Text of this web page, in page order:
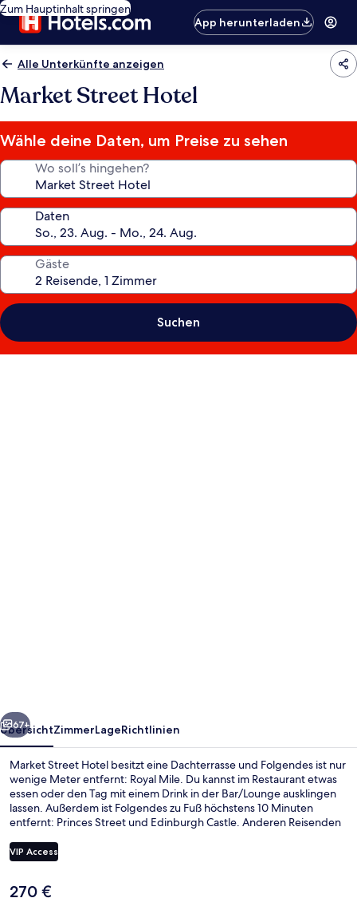
Zum Hauptinhalt springen
App herunterladen
Alle Unterkünfte anzeigen
Market Street Hotel
Wähle deine Daten, um Preise zu sehen
Wo soll’s hingehen?
Daten
Gäste
Suchen
Weiter
67+
ÜbersichtZimmerLageRichtlinien
Market Street Hotel besitzt eine Dachterrasse und Folgendes ist nur
wenige Meter entfernt: Royal Mile. Du kannst im Restaurant etwas
essen oder den Tag mit einem Drink in der Bar/Lounge ausklingen
lassen. Außerdem ist Folgendes zu Fuß höchstens 10 Minuten
entfernt: Princes Street und Edinburgh Castle. Anderen Reisenden
gut. Die Unterkunft ist nur einen kurzen Fußmarsch von den
öffentlichen Verkehrsmitteln entfernt: Zur U-Bahn läuft man 6
(Straßenbahnhaltestelle Princes Street).
VIP Access
Der
270 €